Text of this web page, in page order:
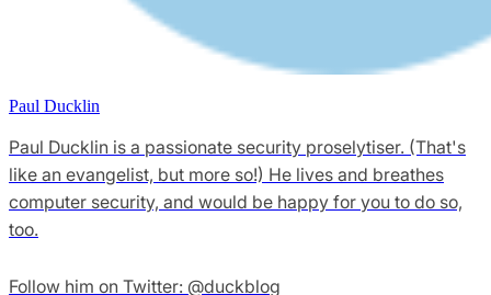
Paul Ducklin
Paul Ducklin is a passionate security proselytiser. (That's
like an evangelist, but more so!) He lives and breathes
computer security, and would be happy for you to do so,
too.
Follow him on Twitter: @duckblog